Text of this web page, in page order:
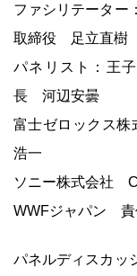
ファシリテータ
取締役 足立直樹
パネリスト：王
長 河辺安曇
富士ゼロックス
浩一
ソニー株式会社
WWFジャパン
パネルディスカッ